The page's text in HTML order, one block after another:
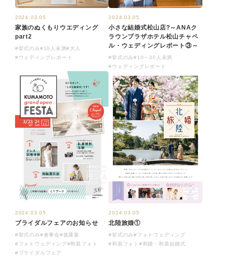
2024.03.05
家族のぬくもりウエディング
part2
#挙式のみ#10人未満#大人
#ウェディングレポート
2024.03.05
小さな結婚式松山店?～ANAク
ラウンプラザホテル松山チャペ
ル・ウェディングレポート③～
#挙式のみ#10～30人未満
#ウェディングレポート
2024.03.05
ブライダルフェアのお知らせ
#挙式のみ#食事会#披露宴
#フォトウェディング#和装フォト
#ブライダルフェア
2024.03.05
北陸旅婚①
#挙式のみ#フォトウェディング
#和装フォト #和婚・和装結婚式